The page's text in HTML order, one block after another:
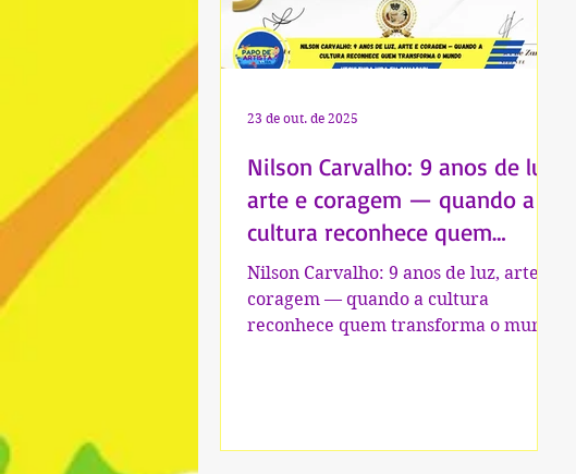
Nilson Carvalho: 9 anos de luz,
arte e coragem — quando a
cultura reconhece quem
transforma o mundo
Nilson Carvalho: 9 anos de luz, arte e
coragem — quando a cultura
reconhece quem transforma o mundo
23 de out. de 2025